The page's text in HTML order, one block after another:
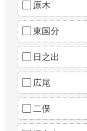
原木
東国分
日之出
広尾
二俣